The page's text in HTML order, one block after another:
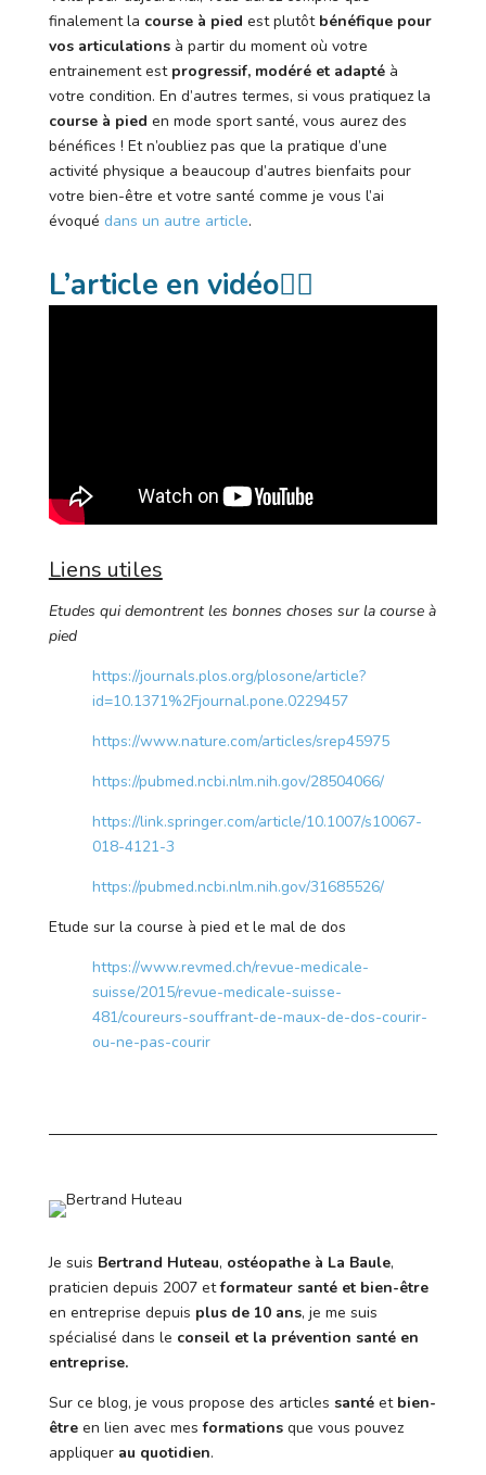
finalement la course à pied est plutôt bénéfique pour
vos articulationsà partir du moment où votre
entrainement est progressif, modéré et adaptéà
votre condition. En d’autres termes, si vous pratiquez la
course à pied en mode sport santé, vous aurez des
bénéfices ! Et n’oubliez pas que la pratique d’une
activité physique a beaucoup d’autres bienfaits pour
votre bien-être et votre santé comme je vous l’ai
évoqué dans un autre article.
L’article en vidéo👇🏻
Liens utiles
Etudes qui demontrent les bonnes choses sur la course à
pied
https://journals.plos.org/plosone/article?
id=10.1371%2Fjournal.pone.0229457
https://www.nature.com/articles/srep45975
https://pubmed.ncbi.nlm.nih.gov/28504066/
https://link.springer.com/article/10.1007/s10067-
018-4121-3
https://pubmed.ncbi.nlm.nih.gov/31685526/
Etude sur la course à pied et le mal de dos
https://www.revmed.ch/revue-medicale-
suisse/2015/revue-medicale-suisse-
481/coureurs-souffrant-de-maux-de-dos-courir-
ou-ne-pas-courir
Je suis Bertrand Huteau, ostéopathe à La Baule,
praticien depuis 2007 etformateur santé et bien-être
en entreprise depuis plus de 10 ans, je me suis
spécialisé dans le conseil et la prévention santé en
entreprise.
Sur ce blog, je vous propose des articles santéet bien-
êtreen lien avec mesformationsque vous pouvez
appliquer au quotidien.